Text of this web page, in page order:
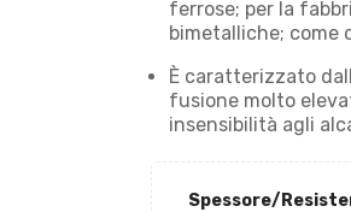
ferrose; per la
bimetalliche; come
È caratterizzato
fusione molto
insensibilità agli
Spessore/